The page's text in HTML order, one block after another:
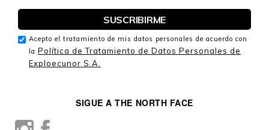
SIGUE A THE NORTH FACE
Acepto el tratamiento de mis datos personales de acuerdo con
la Política de Tratamiento de Datos Personales de
Exploecunor S.A.